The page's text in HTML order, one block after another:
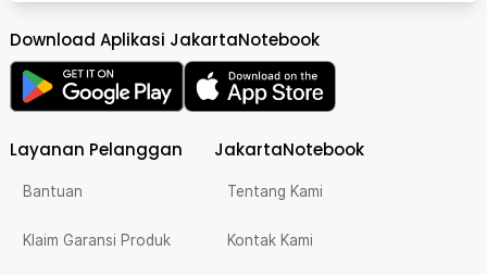
Download Aplikasi JakartaNotebook
Layanan Pelanggan
Bantuan
Klaim Garansi Produk
JakartaNotebook
Tentang Kami
Kontak Kami